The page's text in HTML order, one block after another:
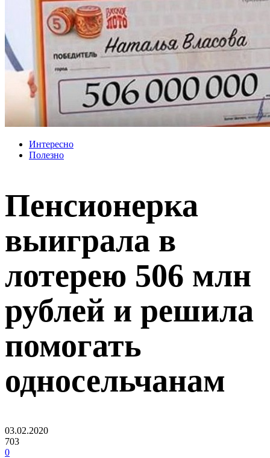
Интересно
Полезно
Пенсионерка
выиграла в
лотерею 506 млн
рублей и решила
помогать
односельчанам
03.02.2020
703
0